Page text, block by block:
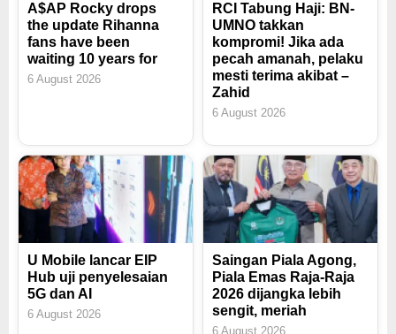
A$AP Rocky drops
the update Rihanna
fans have been
waiting 10 years for
6 August 2026
RCI Tabung Haji: BN-
UMNO takkan
kompromi! Jika ada
pecah amanah, pelaku
mesti terima akibat –
Zahid
6 August 2026
U Mobile lancar EIP
Hub uji penyelesaian
5G dan AI
6 August 2026
Saingan Piala Agong,
Piala Emas Raja-Raja
2026 dijangka lebih
sengit, meriah
6 August 2026